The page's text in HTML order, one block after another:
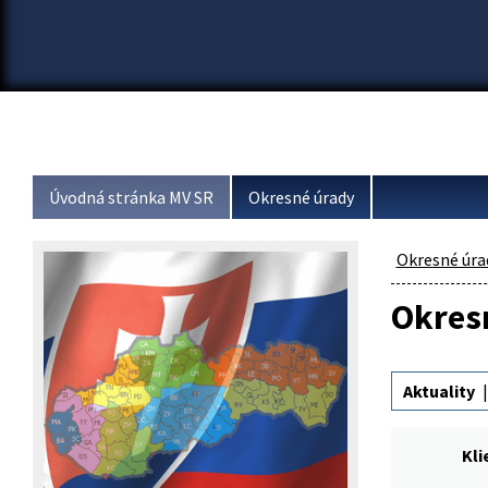
Úvodná stránka MV SR Okresné úrady
Okresné
Aktuality